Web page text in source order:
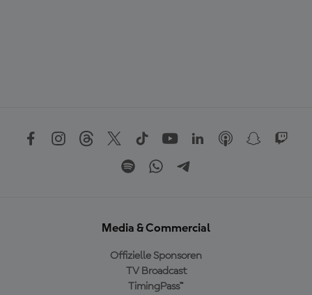
Media & Commercial
Offizielle Sponsoren
TV Broadcast
TimingPass™